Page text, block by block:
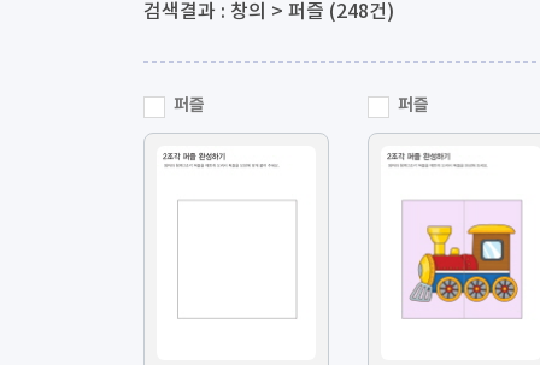
검색결과 : 창의 > 퍼즐 (248건)
퍼즐 퍼즐